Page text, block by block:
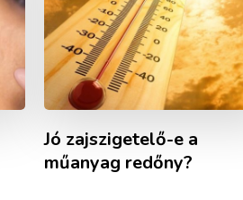
Jó zajszigetelő-e a
műanyag redőny?